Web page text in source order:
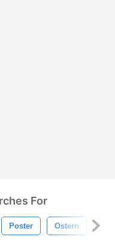
For
Poster Ostern